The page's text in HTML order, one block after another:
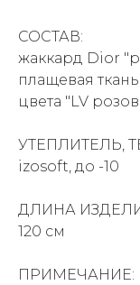
СОСТАВ:
жаккард Dior
плащевая
цвета "LV
УТЕПЛИТЕЛЬ,
izosoft, до -10
ДЛИНА
120 см
ПРИМЕЧАНИЕ: